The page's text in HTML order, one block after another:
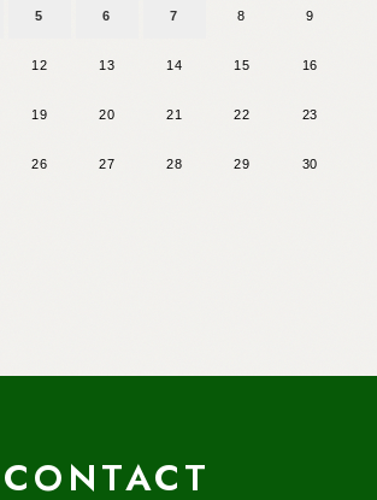
5 6 7 8 9
12 13 14 15 16
19 20 21 22 23
26 27 28 29 30
CONTACT